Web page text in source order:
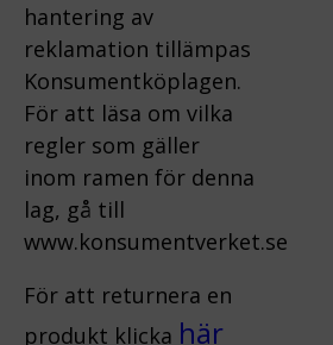
hantering av
reklamation tillämpas
Konsumentköplagen.
För att läsa om vilka
regler som gäller
inom ramen för denna
lag, gå till
www.konsumentverket.se
För att returnera en
produkt klicka här